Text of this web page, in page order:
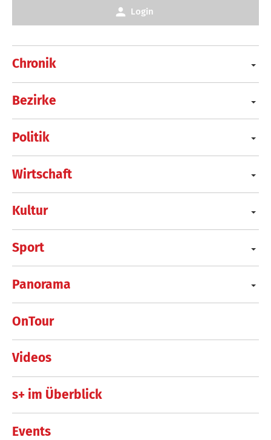
Chronik
Bezirke
Politik
Wirtschaft
Kultur
Sport
Panorama
OnTour
Videos
s+ im Überblick
Events
Login